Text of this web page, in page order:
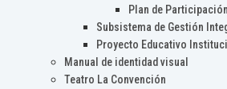
Plan de
Subsistema de Gestión
Proyecto Educativo
Manual de identidad visual
Teatro La Convención